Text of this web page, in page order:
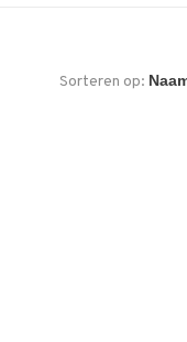
Sorteren op: